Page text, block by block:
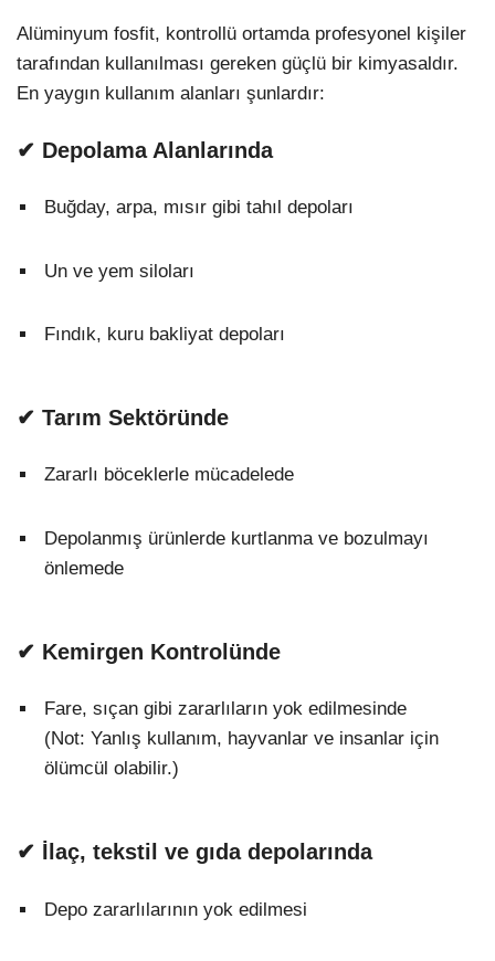
Alüminyum fosfit, kontrollü ortamda profesyonel kişiler
tarafından kullanılması gereken güçlü bir kimyasaldır.
En yaygın kullanım alanları şunlardır:
✔ Depolama Alanlarında
Buğday, arpa, mısır gibi tahıl depoları
Un ve yem siloları
Fındık, kuru bakliyat depoları
✔ Tarım Sektöründe
Zararlı böceklerle mücadelede
Depolanmış ürünlerde kurtlanma ve bozulmayı
önlemede
✔ Kemirgen Kontrolünde
Fare, sıçan gibi zararlıların yok edilmesinde
(Not: Yanlış kullanım, hayvanlar ve insanlar için
ölümcül olabilir.)
✔ İlaç, tekstil ve gıda depolarında
Depo zararlılarının yok edilmesi